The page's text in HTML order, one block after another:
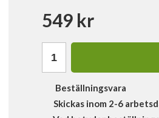
549 kr
Beställningsvara
Skickas inom 2-6